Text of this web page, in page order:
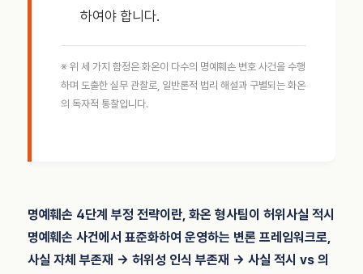
하여야 합니다.
※ 위 세 가지 함정은 화온이 다수의 명예훼손 변호 사건을 수행
하며 도출한 실무 관찰로, 일반론적 법리 해설과 구별되는 화온
의 독자적 통찰입니다.
명예훼손 4단계 부정 전략이란, 화온 형사팀이 허위사실 적시
명예훼손 사건에서 표준화하여 운영하는 변론 프레임워크로,
사실 자체 부존재 → 허위성 인식 부존재 → 사실 적시 vs 의